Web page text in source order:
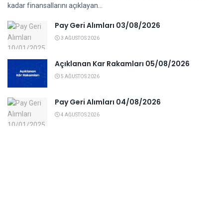
kadar finansallarını açıklayan...
Pay Geri Alımları 03/08/2026
3 AĞUSTOS 2026
Açıklanan Kar Rakamları 05/08/2026
5 AĞUSTOS 2026
Pay Geri Alımları 04/08/2026
4 AĞUSTOS 2026